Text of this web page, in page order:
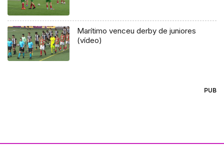
Marítimo venceu derby de juniores
(vídeo)
PUB